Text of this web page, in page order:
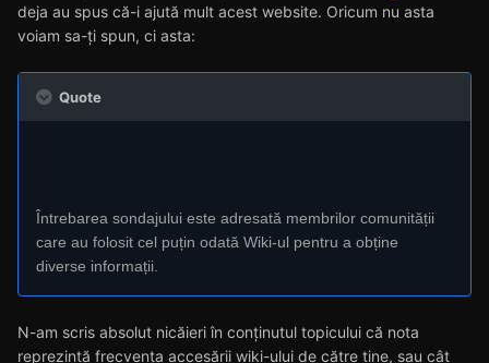
deja au spus că-i ajută mult acest website. Oricum nu asta
voiam sa-ți spun, ci asta:
Quote
Întrebarea sondajului este adresată membrilor comunității
care au folosit cel puțin odată Wiki-ul pentru a obține
diverse informații.
N-am scris absolut nicăieri în conținutul topicului că nota
reprezintă frecvența accesării wiki-ului de către tine, sau cât